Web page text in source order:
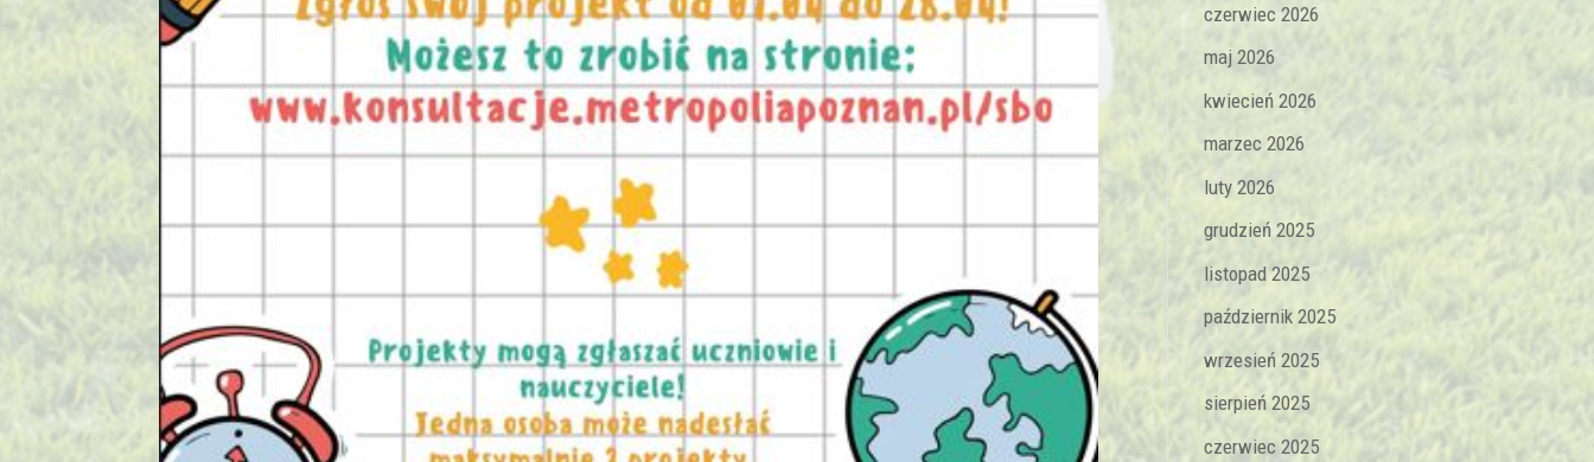
czerwiec 2026
maj 2026
kwiecień 2026
marzec 2026
luty 2026
grudzień 2025
listopad 2025
październik 2025
wrzesień 2025
sierpień 2025
czerwiec 2025